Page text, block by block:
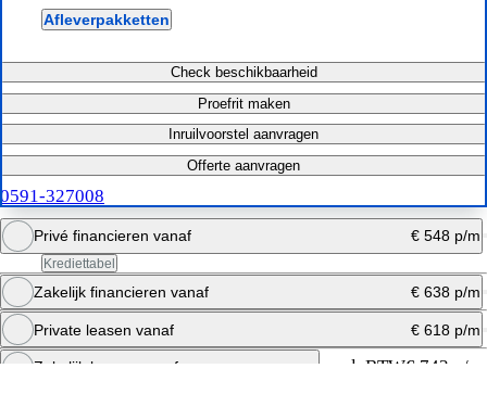
Afleverpakketten
Check beschikbaarheid
Proefrit maken
Inruilvoorstel aanvragen
Offerte aanvragen
0591-327008
Privé financieren vanaf € 548 p/m
Krediettabel
Bereken maandbedrag
Offerte aanvragen
Zakelijk financieren vanaf € 638 p/m
Bereken maandbedrag
Private leasen vanaf € 618 p/m
Zakelijk leasen vanaf excl. BTW€ 743 p/m